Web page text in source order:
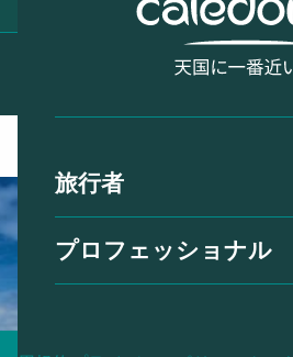
旅行者
プロフェッショナル